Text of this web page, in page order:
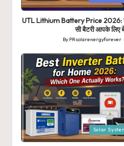
in
UTL Lithium Battery Price 2026:
सी बैटरी आपके लिए
Posted
by
By PRsolarenergyforever
Posted
in
Solar